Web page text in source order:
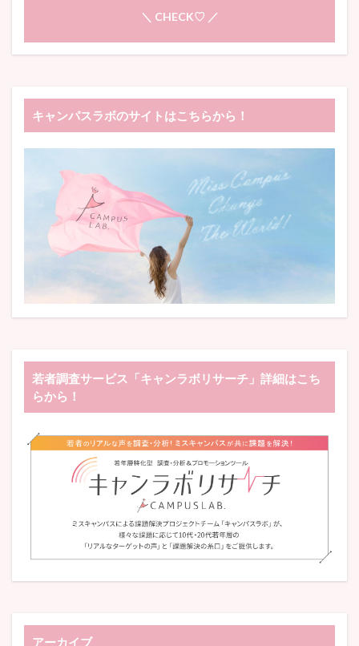
＼ CHECK♡ ／
キャンパスラボのサイトはこちらから！
若者調査サービス「キャンラボリサーチ」詳細はこち
らから！
アーカイブ